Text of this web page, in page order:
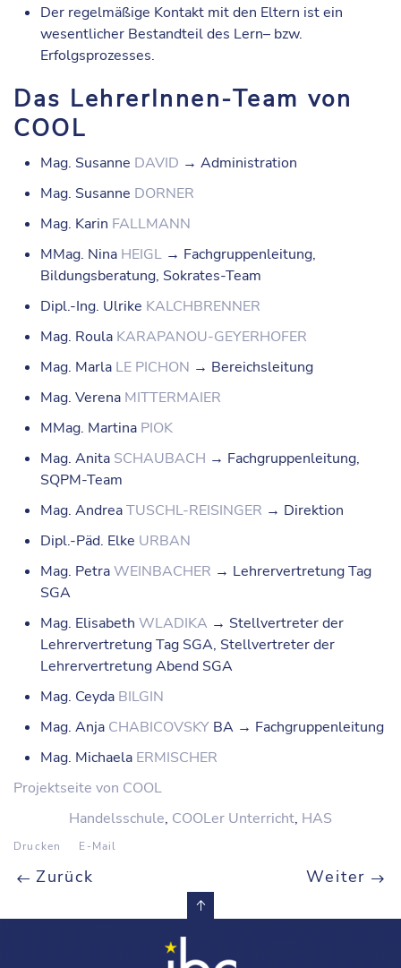
Der regelmäßige Kontakt mit den Eltern ist ein
wesentlicher Bestandteil des Lern– bzw.
Erfolgsprozesses.
Das LehrerInnen-Team von
COOL
Mag. Susanne DAVID → Administration
Mag. Susanne DORNER
Mag. Karin FALLMANN
MMag. Nina HEIGL → Fachgruppenleitung,
Bildungsberatung, Sokrates-Team
Dipl.-Ing. Ulrike KALCHBRENNER
Mag. Roula KARAPANOU-GEYERHOFER
Mag. Marla LE PICHON → Bereichsleitung
Mag. Verena MITTERMAIER
MMag. Martina PIOK
Mag. Anita SCHAUBACH → Fachgruppenleitung,
SQPM-Team
Mag. AndreaTUSCHL-REISINGER → Direktion
Dipl.-Päd. Elke URBAN
Mag. PetraWEINBACHER → Lehrervertretung Tag
SGA
Mag. Elisabeth WLADIKA → Stellvertreter der
Lehrervertretung Tag SGA, Stellvertreter der
Lehrervertretung Abend SGA
Mag. Ceyda BILGIN
Mag. Anja CHABICOVSKY BA → Fachgruppenleitung
Mag. Michaela ERMISCHER
Projektseite von COOL
Handelsschule, COOLer Unterricht, HAS
Drucken E-Mail
Zurück Weiter